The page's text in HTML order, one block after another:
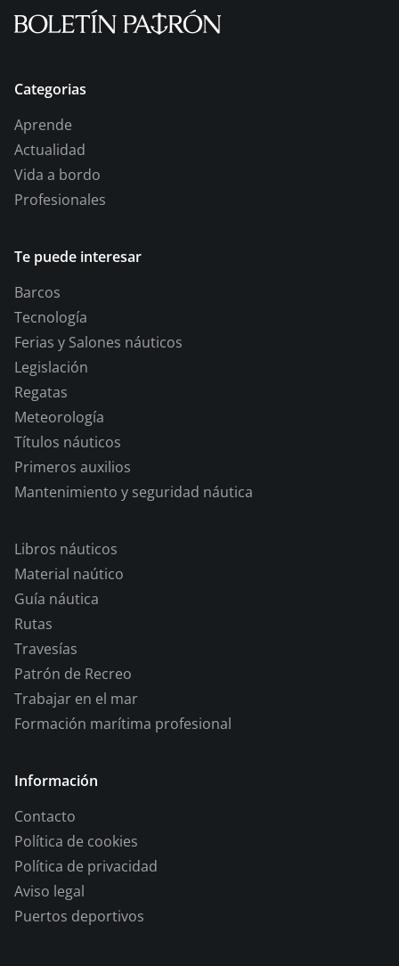
Categorias
Aprende
Actualidad
Vida a bordo
Profesionales
Te puede interesar
Barcos
Tecnología
Ferias y Salones náuticos
Legislación
Regatas
Meteorología
Títulos náuticos
Primeros auxilios
Mantenimiento y seguridad náutica
Libros náuticos
Material naútico
Guía náutica
Rutas
Travesías
Patrón de Recreo
Trabajar en el mar
Formación marítima profesional
Información
Contacto
Política de cookies
Política de privacidad
Aviso legal
Puertos deportivos